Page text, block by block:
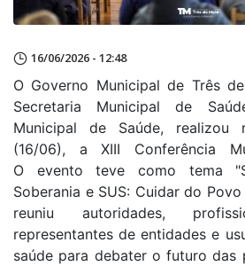
16/06/2026 - 12:48
O Governo Municipal de Três
Secretaria Municipal de
Municipal de Saúde, realizou
(16/06), a XIII Conferência
O evento teve como tema
Soberania e SUS: Cuidar do
reuniu autoridades,
representantes de entidades e
saúde para debater o futuro das